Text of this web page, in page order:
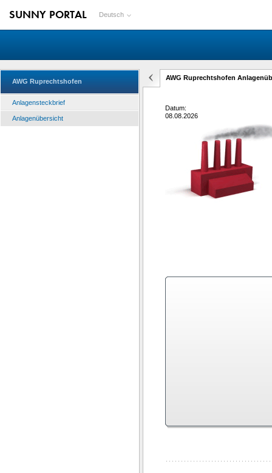
SUNNY PORTAL Deutsch
AWG Ruprechtshofen
Anlagensteckbrief
Anlagenübersicht
AWG Ruprechtshofen
Datum:
08.08.2026